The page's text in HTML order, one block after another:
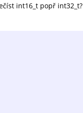
int16_t popř int32_t?